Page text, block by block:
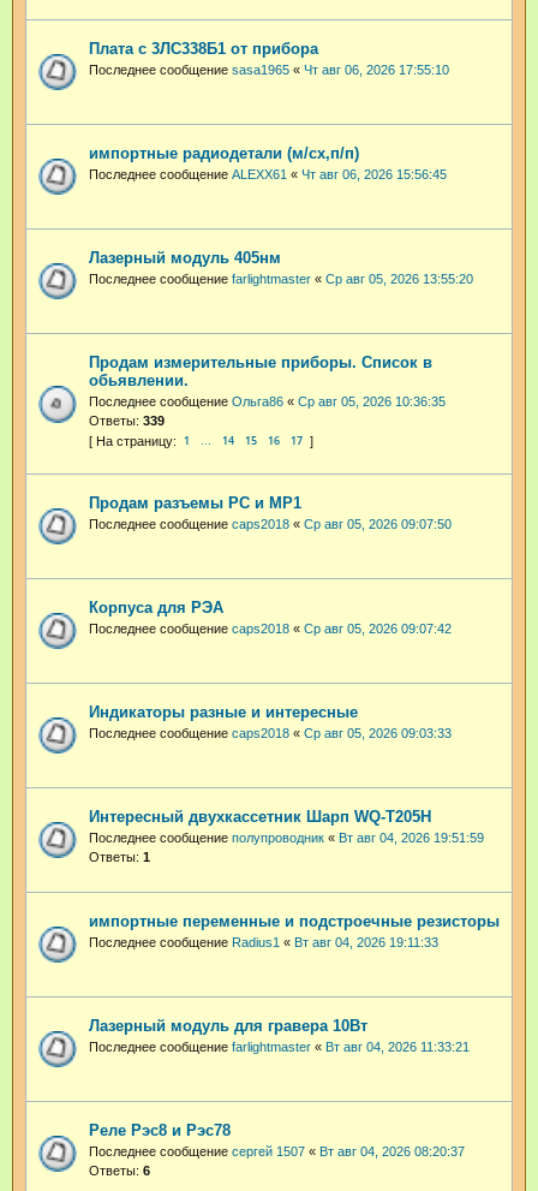
Плата с 3ЛС338Б1 от прибора
Последнее сообщение sasa1965 « Чт авг 06, 2026 17:55:10
импортные радиодетали (м/сх,п/п)
Последнее сообщение ALEXX61 « Чт авг 06, 2026 15:56:45
Лазерный модуль 405нм
Последнее сообщение farlightmaster « Ср авг 05, 2026 13:55:20
Продам измерительные приборы. Список в
обьявлении.
Последнее сообщение Ольга86 « Ср авг 05, 2026 10:36:35
Ответы: 339
1 … 14 15 16 17
Продам разъемы РС и МР1
Последнее сообщение caps2018 « Ср авг 05, 2026 09:07:50
Корпуса для РЭА
Последнее сообщение caps2018 « Ср авг 05, 2026 09:07:42
Индикаторы разные и интересные
Последнее сообщение caps2018 « Ср авг 05, 2026 09:03:33
Интересный двухкассетник Шарп WQ-T205H
Последнее сообщение полупроводник « Вт авг 04, 2026 19:51:59
Ответы: 1
импортные переменные и подстроечные резисторы
Последнее сообщение Radius1 « Вт авг 04, 2026 19:11:33
Лазерный модуль для гравера 10Вт
Последнее сообщение farlightmaster « Вт авг 04, 2026 11:33:21
Реле Рэс8 и Рэс78
Последнее сообщение сергей 1507 « Вт авг 04, 2026 08:20:37
Ответы: 6